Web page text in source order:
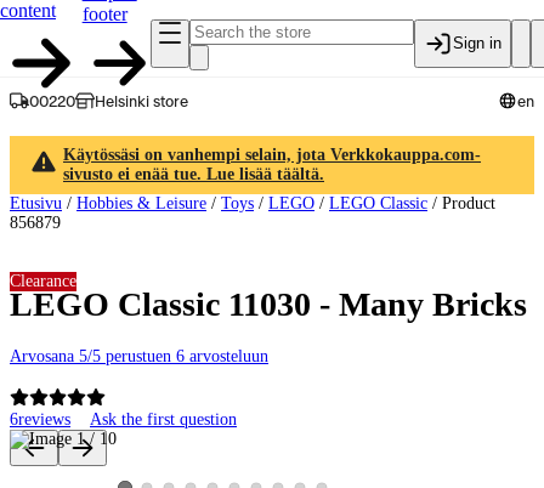
content
footer
Sign in
00220 Helsinki store en
Käytössäsi on vanhempi selain, jota Verkkokauppa.com-
sivusto ei enää tue. Lue lisää täältä.
Etusivu / Hobbies & Leisure / Toys / LEGO / LEGO Classic / Product
856879
LEGO Classic 11030 - Many Bricks
Arvosana 5/5 perustuen 6 arvosteluun
6reviews Ask the first question
Clearance
Product images and videos